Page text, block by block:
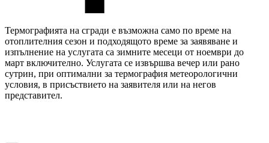
Термографията на сгради е възможна само по време на
отоплителния сезон и подходящото време за заявяване и
изпълнение на услугата са зимните месеци от ноември до
март включително. Услугата се извършва вечер или рано
сутрин, при оптимални за термография метеорологични
условия, в присъствието на заявителя или на негов
представител.